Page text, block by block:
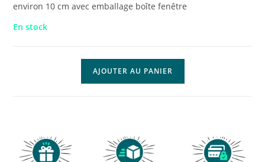
environ 10 cm avec emballage boîte fenêtre
En stock
AJOUTER AU PANIER